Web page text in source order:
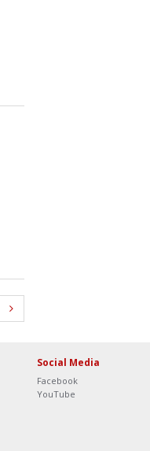
Social Media
Facebook
YouTube